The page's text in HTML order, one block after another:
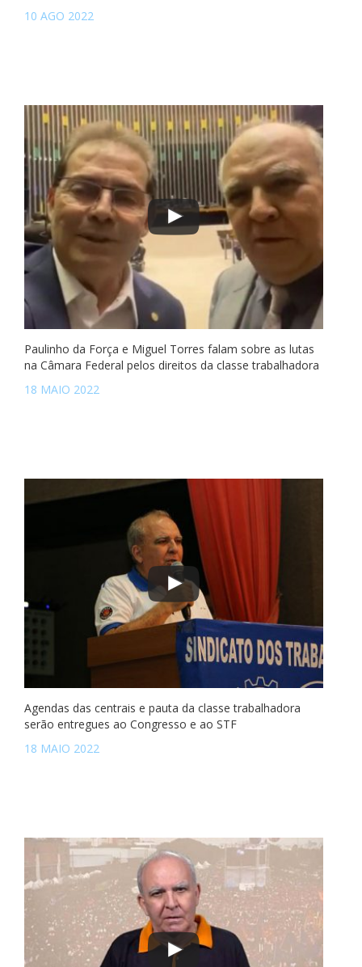
10 AGO 2022
Paulinho da Força e Miguel Torres falam sobre as lutas
na Câmara Federal pelos direitos da classe trabalhadora
18 MAIO 2022
Agendas das centrais e pauta da classe trabalhadora
serão entregues ao Congresso e ao STF
18 MAIO 2022